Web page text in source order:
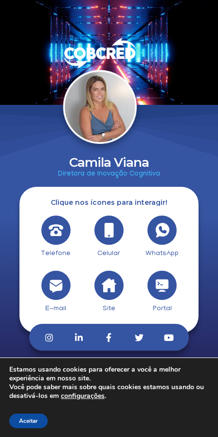
Camila Viana
Diretora de Inovação Cognitiva
Clique nos ícones para interagir!
Telefone Celular WhatsApp
E-mail Site Portal
© 2026. CobCred.
Estamos usando cookies para oferecer a você a melhor
experiência em nosso site.
Você pode saber mais sobre quais cookies estamos usando ou
desativá-los em configurações.
Aceitar